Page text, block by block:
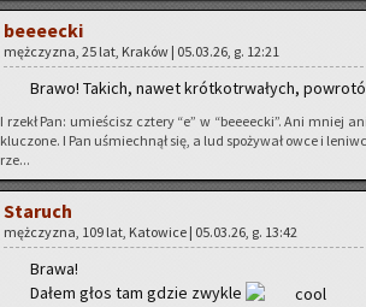
be­eeec­ki
męż­czy­zna, 25 lat, Kra­ków | 05.03.26, g. 12:21
Brawo! Ta­kich, nawet krót­ko­trwa­łych,
I rzekł Pan: umie­ścisz czte­ry “e” w “be­eeec­ki”. Ani mniej
klu­czo­ne. I Pan uśmiech­nął się, a lud spo­ży­wał owce i
rze...
Sta­ruch
męż­czy­zna, 109 lat, Ka­to­wi­ce | 05.03.26, g. 13:42
Brawa!
Dałem głos tam gdzie zwy­kle